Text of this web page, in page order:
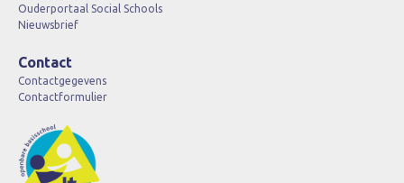
Ouderportaal Social Schools
Nieuwsbrief
Contact
Contactgegevens
Contactformulier